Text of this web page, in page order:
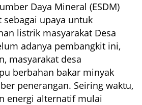
Daya Mineral (ESDM)
sebagai upaya untuk
listrik masyarakat Desa
adanya pembangkit ini,
masyarakat desa
berbahan bakar minyak
penerangan. Seiring waktu,
energi alternatif mulai